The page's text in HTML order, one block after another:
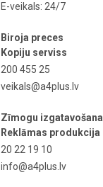
E-veikals: 24/7
Biroja preces
Kopiju serviss
200 455 25
veikals@a4plus.lv
Zīmogu izgatavošana
Reklāmas produkcija
20 22 19 10
info@a4plus.lv